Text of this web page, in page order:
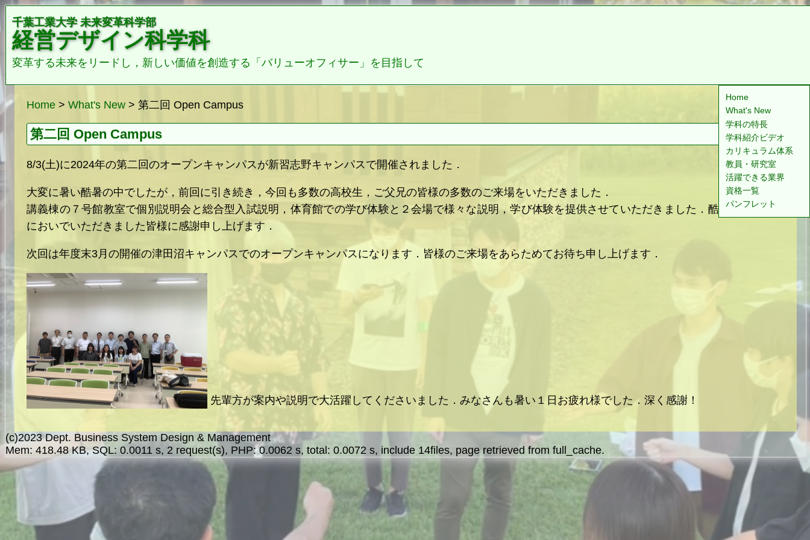
千葉工業大学 未来変革科学部
経営デザイン科学科
変革する未来をリードし，新しい価値を創造する「バリューオフィサー」を目指して
Home
What's New
学科の特長
学科紹介ビデオ
カリキュラム体系
教員・研究室
活躍できる業界
資格一覧
パンフレット
Home > What's New > 第二回 Open Campus
第二回 Open Campus
8/3(土)に2024年の第二回のオープンキャンパスが新習志野キャンパスで開催されました．
大変に暑い酷暑の中でしたが，前回に引き続き，今回も多数の高校生，ご父兄の皆様の多数のご来場をいただきました．
講義棟の７号館教室で個別説明会と総合型入試説明，体育館での学び体験と２会場で様々な説明，学び体験を提供させていただきました．酷暑の中を本学
においでいただきました皆様に感謝申し上げます．
次回は年度末3月の開催の津田沼キャンパスでのオープンキャンパスになります．皆様のご来場をあらためてお待ち申し上げます．
先輩方が案内や説明で大活躍してくださいました．みなさんも暑い１日お疲れ様でした．深く感謝！
(c)2023 Dept. Business System Design & Management
Mem: 418.48 KB, SQL: 0.0011 s, 2 request(s), PHP: 0.0062 s, total: 0.0072 s, include 14files, page retrieved from full_cache.